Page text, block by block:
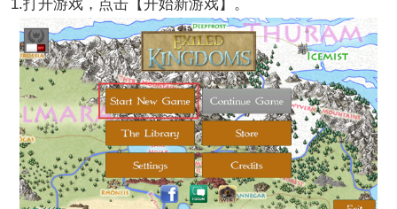
1.打开游戏，点击【开始新游戏】。